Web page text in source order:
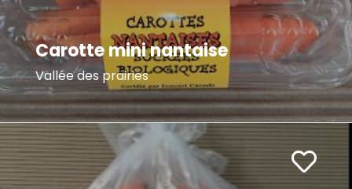
Carotte mini nantaise
Vallée des prairies